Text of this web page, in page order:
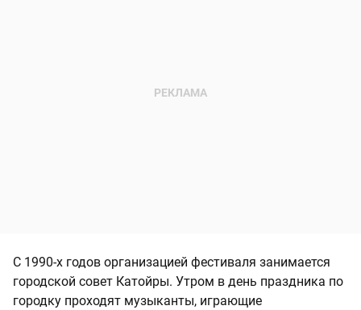
С 1990-х годов организацией фестиваля занимается
городской совет Катойры. Утром в день праздника по
городку проходят музыканты, играющие